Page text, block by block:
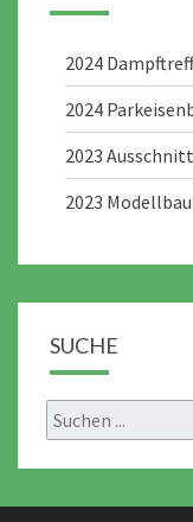
2024
2024
2023
2023
SUCHE
Search
for: